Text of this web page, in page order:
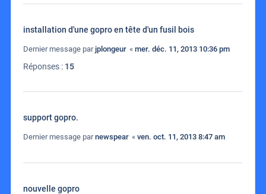
installation d'une gopro en tête d'un fusil bois
Dernier message parjplongeur « mer. déc. 11, 2013 10:36 pm
Réponses : 15
support gopro.
Dernier message parnewspear « ven. oct. 11, 2013 8:47 am
nouvelle gopro